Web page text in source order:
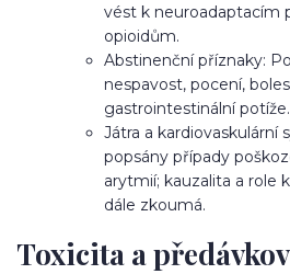
vést k neuroadaptacím
opioidům.
Abstinenční příznaky:
nespavost, pocení,
gastrointestinální potíže.
Játra a kardiovaskulární
popsány případy
arytmií; kauzalita a role
dále zkoumá.
Toxicita a